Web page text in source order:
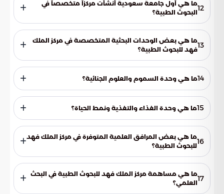
12ما هي أول جامعة سعودية أنشأت مركزاً متخصصاً في
البحوث الطبية؟
جامعة الملك عبد العزيز بجدة هي أول جامعة سعودية أنشأت مركزاً
متخصصاً في البحوث الطبية.
13ما هي بعض الوحدات البحثية المتخصصة في مركز الملك
فهد للبحوث الطبية؟
تشمل بعض الوحدات البحثية: وحدة أبحاث علم الأعصاب
والشيخوخة، وحدة أمراض الدم، ووحدة الخلايا الجذعية الجنينية.14ما هي وحدة السموم والعلوم الجنائية؟
تهتم وحدة السموم والعلوم الجنائية بالكشف والتعرف على
المركبات السامة والمواد المخدرة باستخدام التقنيات الحديثة.15ما هي وحدة الغذاء والتغذية ونمط الحياة؟
تهدف وحدة الغذاء والتغذية ونمط الحياة إلى تطوير فهم العلاقة
بين الأمراض المختلفة والنمط الغذائي ونمط الحياة.
16ما هي بعض المرافق العلمية المتوفرة في مركز الملك فهد
للبحوث الطبية؟
تشمل المرافق العلمية: وحدة بيت الحيوان والمعامل المركزية.
17ما هي مساهمة مركز الملك فهد للبحوث الطبية في البحث
العلمي؟